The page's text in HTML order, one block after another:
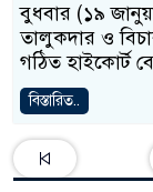
বুধবার (১৯
তালুকদার ও
গঠিত হাইকোর্ট
বিস্তারিত..